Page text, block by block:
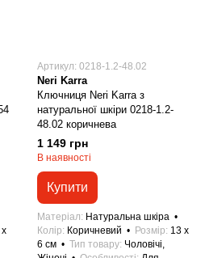
x
Артикул: 0218-1.2-48.02
Neri Karra
Ключниця Neri Karra з
натуральної шкіри 0218-1.2-
48.02 коричнева
1 149 грн
В наявності
Купити
Матеріал
Натуральна шкіра
Колір
Коричневий Розмір 13 x
6 см
Тип товару Чоловічі,